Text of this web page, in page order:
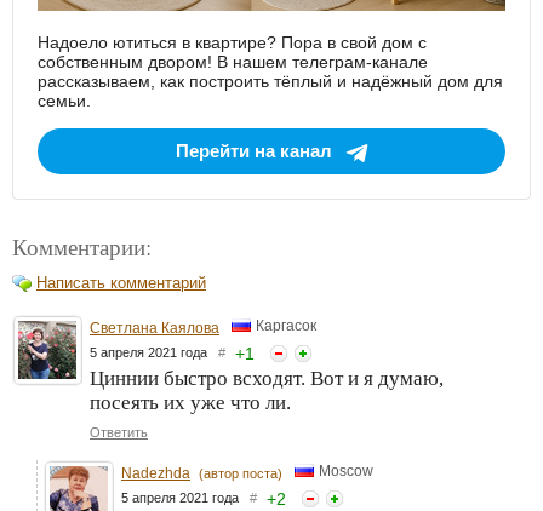
Надоело ютиться в квартире? Пора в свой дом с
собственным двором! В нашем телеграм-канале
рассказываем, как построить тёплый и надёжный дом для
семьи.
Перейти на канал
Комментарии:
Написать комментарий
Светлана Каялова Каргасок
5 апреля 2021 года # +1
Циннии быстро всходят. Вот и я думаю,
посеять их уже что ли.
Ответить
Nadezhda (автор поста) Moscow
5 апреля 2021 года # +2